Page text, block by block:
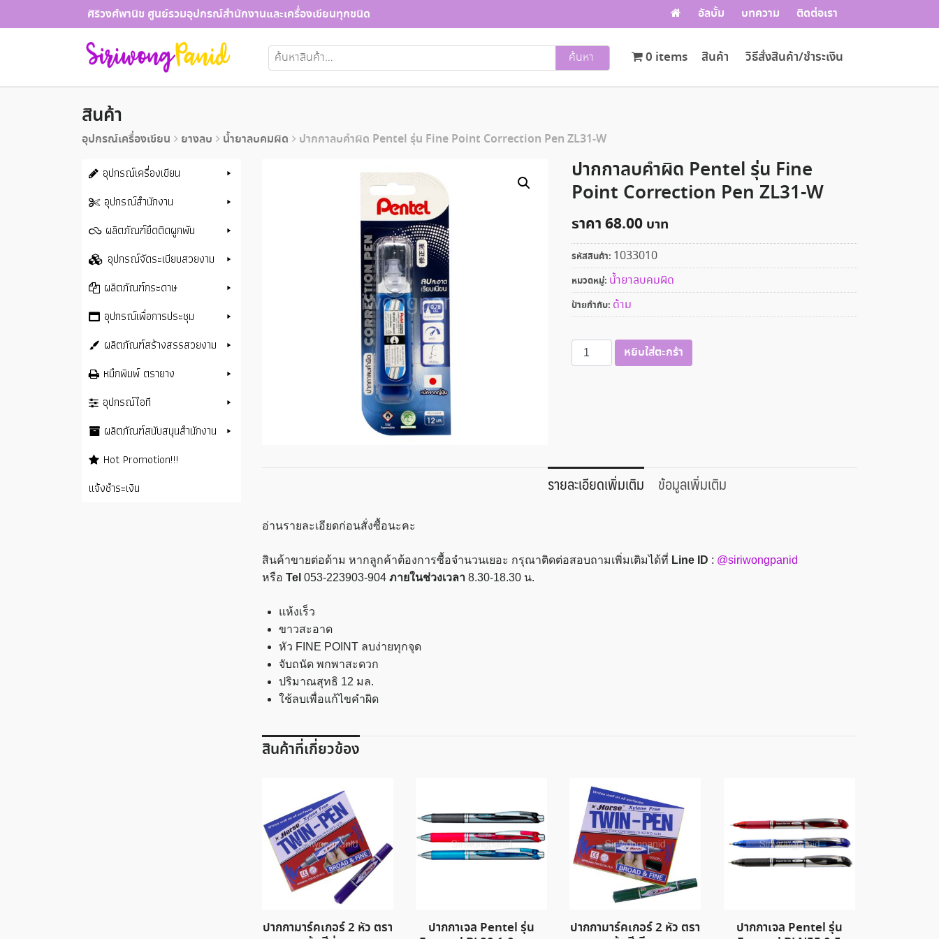
to
ศิริวงศ์พานิช ศูนย์รวมอุปกรณ์สำนักงานและเครื่องเขียนทุกชนิด อัลบั้ม บทความ ติดต่อเรา
ค้นหา: ค้นหา สินค้า วิธีสั่งสินค้า/ชำระเงิน
0 items
สินค้า
อุปกรณ์เครื่องเขียน ยางลบ น้ำยาลบคมผิด ปากกาลบคำผิด Pentel รุ่น Fine Point Correction Pen ZL31-W
ปากกาลบคำผิด Pentel รุ่น Fine
Point Correction Pen ZL31-W
ราคา68.00
รหัสสินค้า: 1033010
หมวดหมู่: น้ำยาลบคมผิด
ป้ายกำกับ: ด้าม
จำนวน
ปากกา
Fine
Point
W
หยิบใส่ตะกร้า
รายละเอียดเพิ่มเติม ข้อมูลเพิ่มเติม
อ่านรายละเอียดก่อนสั่งซื้อนะคะ
สินค้าขายต่อด้าม หากลูกค้าต้องการซื้อจำนวนเยอะ กรุณาติดต่อสอบถามเพิ่มเติมได้ที่ Line ID : @siriwongpanid
หรือ Tel 053-223903-904 ภายในช่วงเวลา8.30-18.30 น.
แห้งเร็ว
ขาวสะอาด
หัว FINE POINT ลบง่ายทุกจุด
จับถนัด พกพาสะดวก
ปริมาณสุทธิ 12 มล.
ใช้ลบเพื่อแก้ไขคำผิด
สินค้าที่เกี่ยวข้อง
ปากกามาร์คเกอร์ 2 หัว ตรา
ปากกาเจล Pentel รุ่น
ปากกามาร์คเกอร์ 2 หัว ตรา
ปากกาเจล Pentel รุ่น
อุปกรณ์เครื่องเขียน
อุปกรณ์สำนักงาน
ผลิตภัณฑ์ยึดติดผูกพัน
อุปกรณ์จัดระเบียบสวยงาม
ผลิตภัณฑ์กระดาษ
อุปกรณ์เพื่อการประชุม
ผลิตภัณฑ์สร้างสรรสวยงาม
หมึกพิมพ์ ตรายาง
อุปกรณ์ไอที
ผลิตภัณฑ์สนับสนุนสำนักงาน
Hot Promotion!!!
แจ้งชำระเงิน